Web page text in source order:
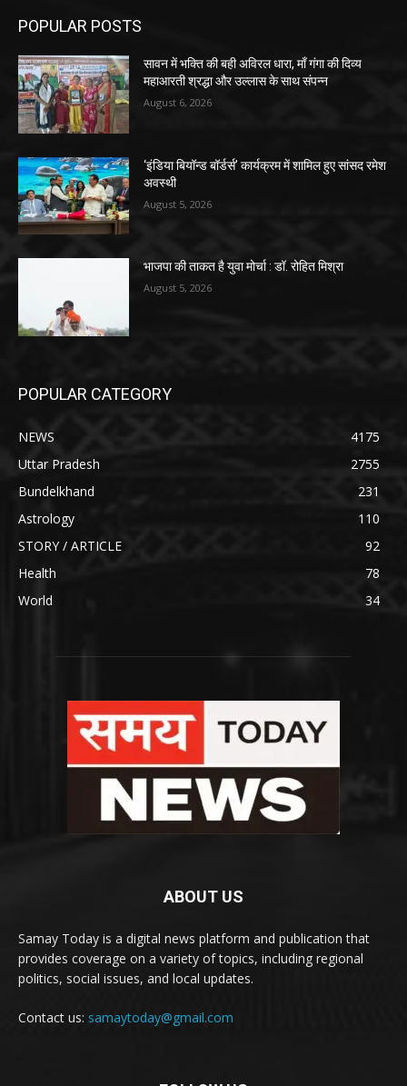
POPULAR POSTS
सावन में भक्ति की बही अविरल धारा, माँ गंगा की दिव्य
महाआरती श्रद्धा और उल्लास के साथ संपन्न
August 6, 2026
‘इंडिया बियॉन्ड बॉर्डर्स’ कार्यक्रम में शामिल हुए सांसद रमेश
अवस्थी
August 5, 2026
भाजपा की ताकत है युवा मोर्चा : डॉ. रोहित मिश्रा
August 5, 2026
POPULAR CATEGORY
NEWS
4175
Uttar Pradesh
2755
Bundelkhand
231
Astrology
110
STORY / ARTICLE
92
Health
78
World
34
ABOUT US
Samay Today is a digital news platform and publication that
provides coverage on a variety of topics, including regional
politics, social issues, and local updates.
Contact us: samaytoday@gmail.com